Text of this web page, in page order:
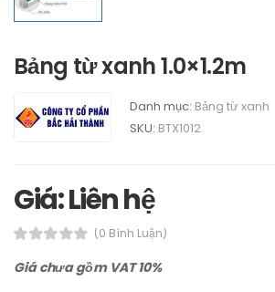
Bảng từ xanh 1.0×1.2m
Danh mục: Bảng từ xanh
SKU: BTX1012
Giá: Liên hệ
(0 Bình Luận)
Giá chưa gồm VAT 10%